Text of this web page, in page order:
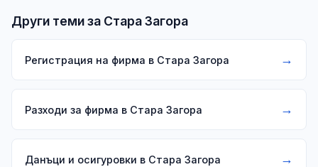
Други теми за Стара Загора
Регистрация на фирма в Стара Загора →
Разходи за фирма в Стара Загора →
Данъци и осигуровки в Стара Загора →